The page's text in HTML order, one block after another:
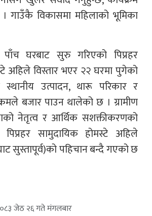
। गाउँकै विकासमा महिलाको भूमिका
घरबाट सुरु गरिएको पिप्रहर
अहिले विस्तार भएर २२ घरमा पुगेको
उत्पादन, थारू परिकार र
बजार पाउन थालेको छ । ग्रामीण
नेतृत्व र आर्थिक सशक्तीकरणको
सामुदायिक होमस्टे अहिले
सुस्तापूर्व)को पहिचान बन्दै गएको छ
जेठ २६ गते मंगलबार